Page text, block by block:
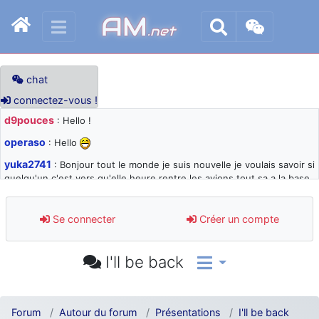
AM.net
chat
connectez-vous !
d9pouces : Hello !
operaso : Hello
yuka2741 : Bonjour tout le monde je suis nouvelle je voulais savoir si
quelqu'un c'est vers qu'elle heure rentre les avions tout sa a la base
d9pouces: désolé pour les quelques blocages du site ces derniers
jours : je teste des méthodes contre le spam et les bots trop nocifs
: Super, la nouvelle bannière
d9pouces: je suis un avion@,._,+ > lesquels ? je ne suis pas sûr de
comprendre
Se connecter Créer un compte
I'll be back
Forum Autour du forum Présentations I'll be back